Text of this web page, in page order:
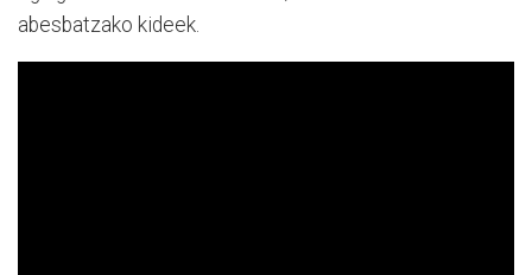
abesbatzako kideek.